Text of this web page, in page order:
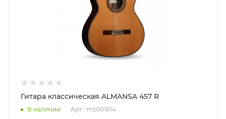
Гитара классическая ALMANSA 457 R
В наличии Арт.: mz001814